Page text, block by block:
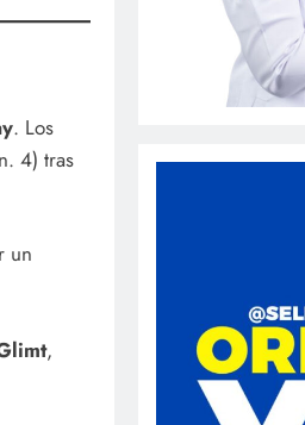
. Los
4) tras
un
,